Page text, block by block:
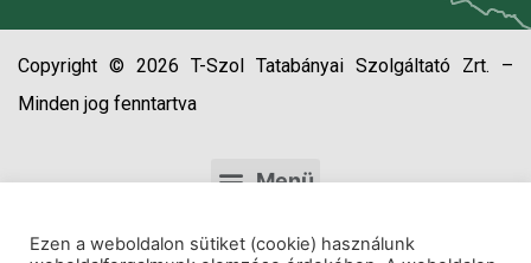
Copyright © 2026 T-Szol Tatabányai Szolgáltató Zrt. –
Minden jog fenntartva
Ezen a weboldalon sütiket (cookie) használunk